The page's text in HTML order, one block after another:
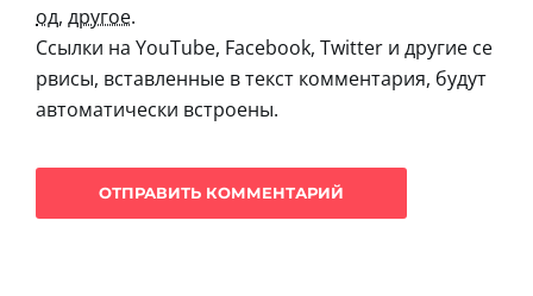
од, другое.
Ссылки на YouTube, Facebook, Twitter и другие се
рвисы, вставленные в текст комментария, будут
автоматически встроены.